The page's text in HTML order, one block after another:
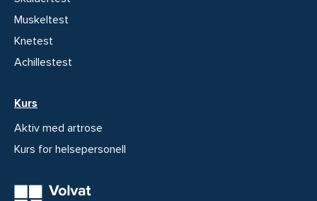
Muskeltest
Knetest
Achillestest
Kurs
Aktiv med artrose
Kurs for helsepersonell